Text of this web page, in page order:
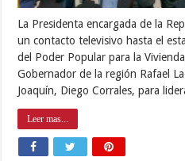
La Presidenta encargada de la
un contacto televisivo hasta el
del Poder Popular para la
Gobernador de la región Rafael
Joaquín, Diego Corrales, para
Leer mas...